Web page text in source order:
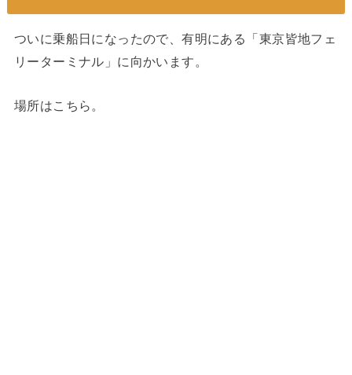
ついに乗船日になったので、有明にある「東京皆地フェ
リーターミナル」に向かいます。
場所はこちら。